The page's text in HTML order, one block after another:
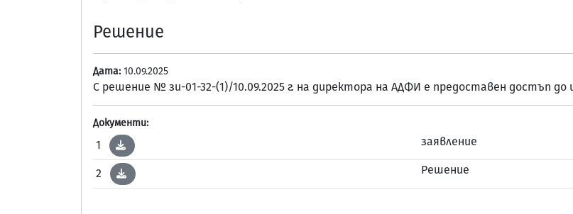
Решение
Дата: 10.09.2025
С решение № зи-01-32-(1)/10.09.2025 г. на директора на АДФИ е предоставен достъп
Документи:
1 заявление
2 Решение